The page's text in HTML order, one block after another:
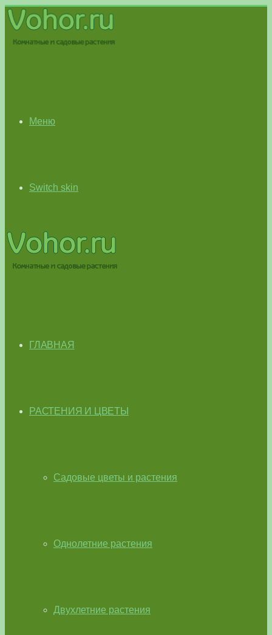
Меню
Switch skin
ГЛАВНАЯ
РАСТЕНИЯ И ЦВЕТЫ
Садовые цветы и растения
Однолетние растения
Двухлетние растения